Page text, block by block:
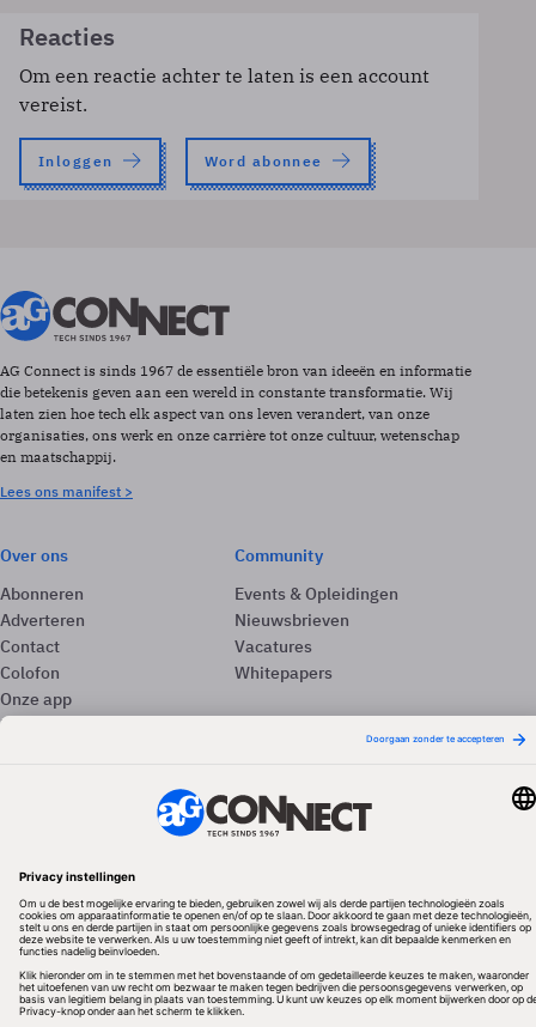
Reacties
Om een reactie achter te laten is een account
vereist.
Inloggen Word abonnee
AG Connect is sinds 1967 de essentiële bron van ideeën en informatie
die betekenis geven aan een wereld in constante transformatie. Wij
laten zien hoe tech elk aspect van ons leven verandert, van onze
organisaties, ons werk en onze carrière tot onze cultuur, wetenschap
en maatschappij.
Lees ons manifest >
Over ons
Abonneren
Adverteren
Contact
Colofon
Onze app
Privacyinstellingen
Community
Events & Opleidingen
Nieuwsbrieven
Vacatures
Whitepapers
Redactionele partner
Algemene Voorwaarden & Copyrights